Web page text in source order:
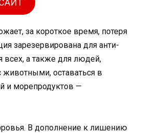
за короткое время, потеря
зарезервирована для анти-
всех, а также для людей,
животными, оставаться в
и морепродуктов —
В дополнение к лишению